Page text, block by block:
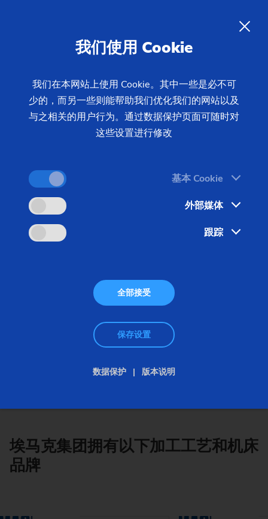
蜗杆
有埃马克集团无法实现的切削技术。埃马克目前已拥
有专利200多项，而且每年都有新专利增加。 埃马克
将所有这些技术进步和超前都实现到了机床上，帮助
用户提高质量和生产效率。 正因为如此埃马克集团
用户量体裁衣的生产系统，不断创造新的增长点。
埃马克集团拥有以下加工工艺和机床
品牌
我们使用 Cookie
我们在本网站上使用 Cookie。其中一些是必不可
少的，而另一些则能帮助我们优化我们的网站以及
与之相关的用户行为。通过数据保护页面可随时对
这些设置进行修改
基本 Cookie
外部媒体
跟踪
全部接受
保存设置
数据保护 版本说明